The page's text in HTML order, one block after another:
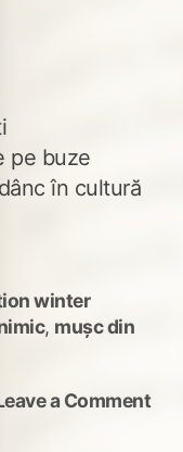
pe buze
în cultură
winter
, mușc din
a Commenton